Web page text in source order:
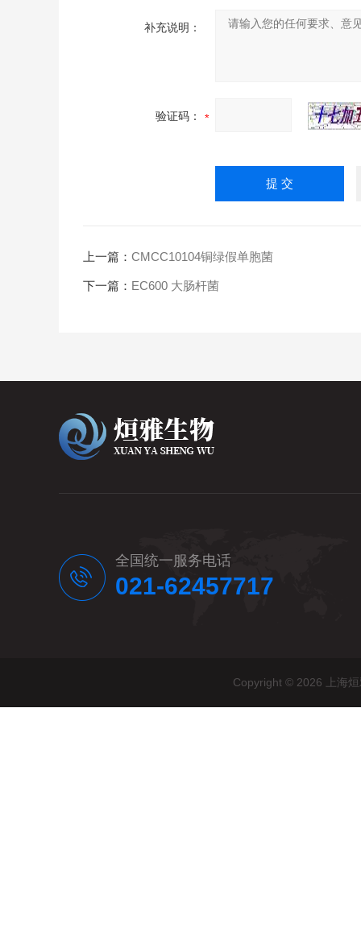
补充说明：
验证码：
上一篇： CMCC10104铜绿假单胞菌
下一篇： EC600 大肠杆菌
全国统一服务电话
021-62457717
Copyright © 2026 上海